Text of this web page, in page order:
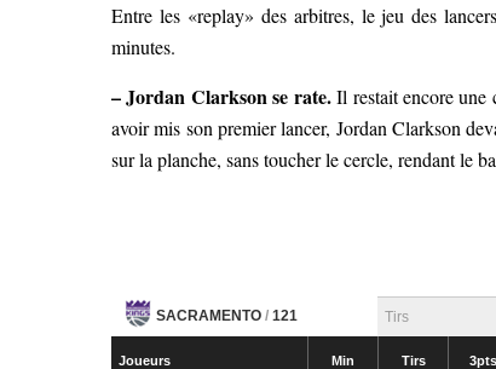
Entre les «replay» des arbitres, le jeu des
minutes.
– Jordan Clarkson se rate.Il restait encore une
avoir mis son premier lancer, Jordan Clarkson
sur la planche, sans toucher le cercle, rendant le
SACRAMENTO / 121 Tirs
Joueurs Min Tirs 3pts